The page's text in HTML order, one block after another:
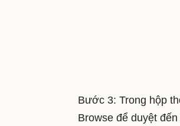
Bước 3: Trong hộp
Browse để duyệt